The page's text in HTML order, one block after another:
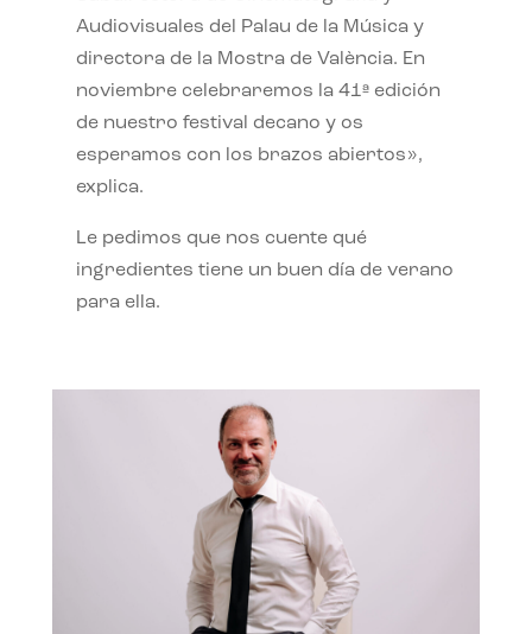
Audiovisuales del Palau de la Música y
directora de la Mostra de València. En
noviembre celebraremos la 41ª edición
de nuestro festival decano y os
esperamos con los brazos abiertos»,
explica.
Le pedimos que nos cuente qué
ingredientes tiene un buen día de verano
para ella.